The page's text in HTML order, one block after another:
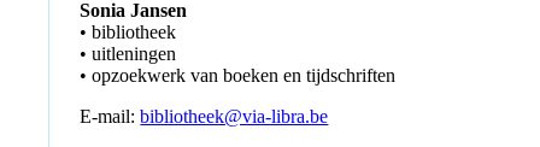
Sonia Jansen
• bibliotheek
• uitleningen
• opzoekwerk van boeken en tijdschriften
E-mail:bibliotheek@via-libra.be